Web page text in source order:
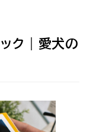
ク｜愛犬の